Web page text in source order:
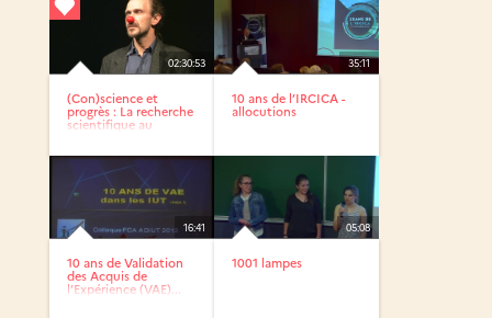
02:30:53
(Con)science et
progrès : La recherche
scientifique au
35:11
10 ans de l’IRCICA -
allocutions
16:41
10 ans de Validation
des Acquis de
l’Expérience (VAE)...
05:08
1001 lampes